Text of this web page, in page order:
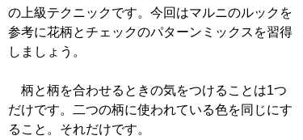
の上級テクニックです。今回はマルニのルックを
参考に花柄とチェックのパターンミックスを習得
しましょう。
柄と柄を合わせるときの気をつけることは1つ
だけです。二つの柄に使われている色を同じにす
ること。それだけです。